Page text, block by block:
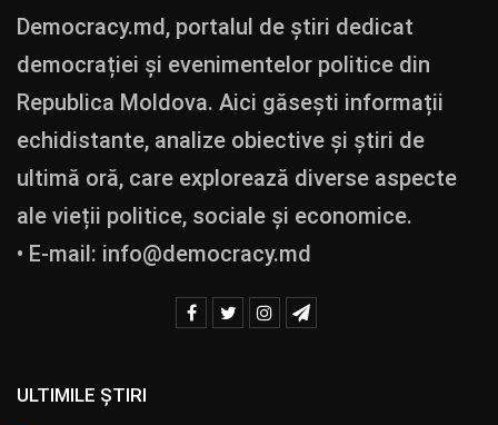
Democracy.md, portalul de știri dedicat
democrației și evenimentelor politice din
Republica Moldova. Aici găsești informații
echidistante, analize obiective și știri de
ultimă oră, care explorează diverse aspecte
ale vieții politice, sociale și economice.
• E-mail: info@democracy.md
ULTIMILE ȘTIRI